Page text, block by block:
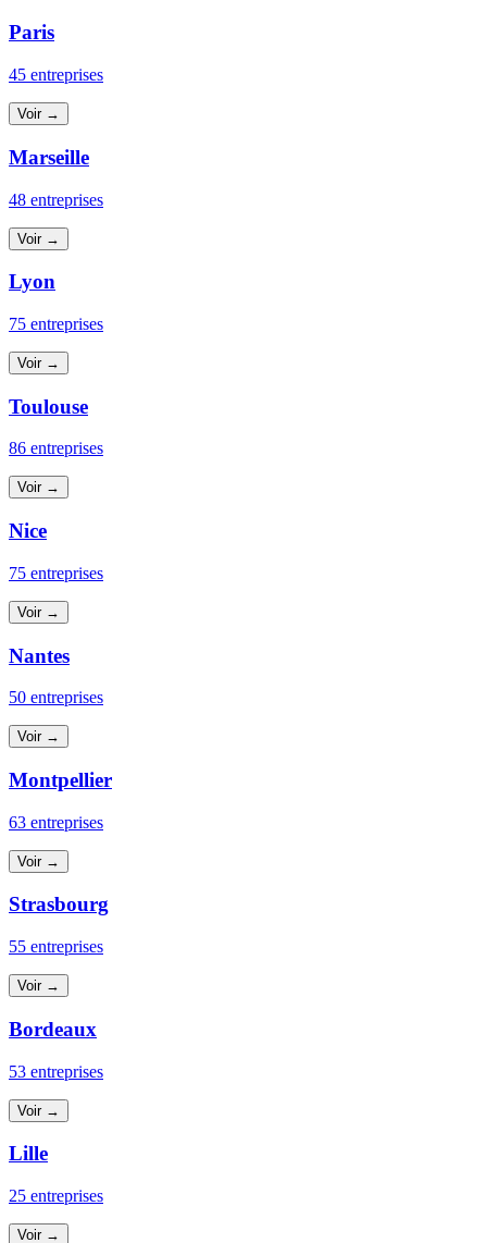
Paris
45 entreprises
Voir →
Marseille
48 entreprises
Voir →
Lyon
75 entreprises
Voir →
Toulouse
86 entreprises
Voir →
Nice
75 entreprises
Voir →
Nantes
50 entreprises
Voir →
Montpellier
63 entreprises
Voir →
Strasbourg
55 entreprises
Voir →
Bordeaux
53 entreprises
Voir →
Lille
25 entreprises
Voir →